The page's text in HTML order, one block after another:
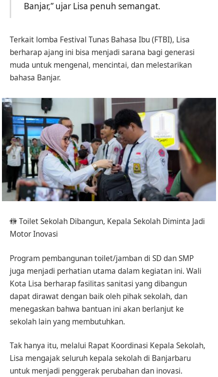
Banjar,” ujar Lisa penuh semangat.
Terkait lomba Festival Tunas Bahasa Ibu (FTBI), Lisa
berharap ajang ini bisa menjadi sarana bagi generasi
muda untuk mengenal, mencintai, dan melestarikan
bahasa Banjar.
🚻 Toilet Sekolah Dibangun, Kepala Sekolah Diminta Jadi
Motor Inovasi
Program pembangunan toilet/jamban di SD dan SMP
juga menjadi perhatian utama dalam kegiatan ini. Wali
Kota Lisa berharap fasilitas sanitasi yang dibangun
dapat dirawat dengan baik oleh pihak sekolah, dan
menegaskan bahwa bantuan ini akan berlanjut ke
sekolah lain yang membutuhkan.
Tak hanya itu, melalui Rapat Koordinasi Kepala Sekolah,
Lisa mengajak seluruh kepala sekolah di Banjarbaru
untuk menjadi penggerak perubahan dan inovasi.